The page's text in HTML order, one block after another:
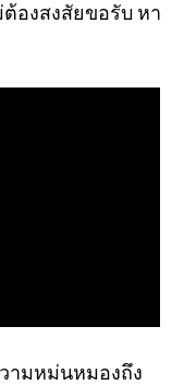
องสงสัยขอรับ หา
ามหม่นหมองถึง